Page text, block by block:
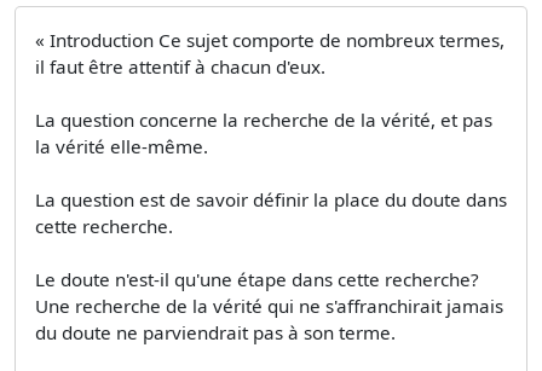
« Introduction Ce sujet comporte de nombreux termes,
il faut être attentif à chacun d'eux.
La question concerne la recherche de la vérité, et pas
la vérité elle-même.
La question est de savoir définir la place du doute dans
cette recherche.
Le doute n'est-il qu'une étape dans cette recherche?
Une recherche de la vérité qui ne s'affranchirait jamais
du doute ne parviendrait pas à son terme.